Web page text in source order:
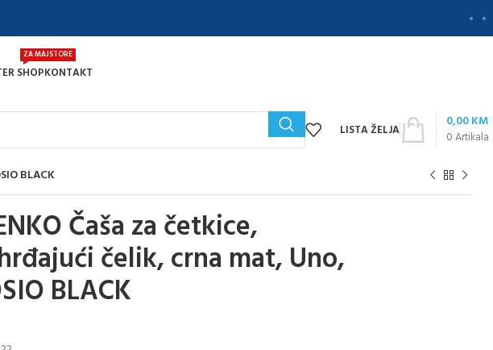
SHOP
ZA MAJSTORE
KONTAKT
LISTA ŽELJA 0Artikala
0,00KM
BLACK
Čaša za četkice,
čelik, crna mat, Uno,
BLACK